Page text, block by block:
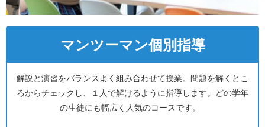
マンツーマン個別指導
解説と演習をバランスよく組み合わせて授業。問題を解くとこ
ろからチェックし、１人で解けるように指導します。どの学年
の生徒にも幅広く人気のコースです。